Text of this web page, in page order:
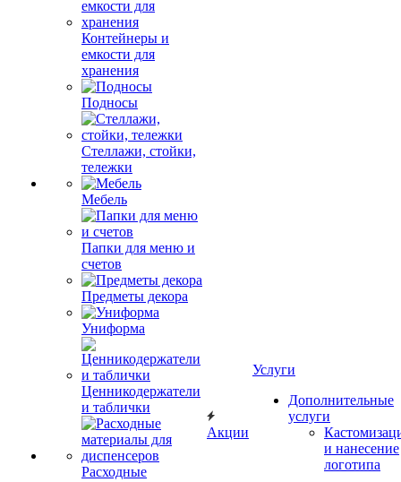
Контейнеры и
емкости для
хранения
Подносы
Стеллажи, стойки,
тележки
Мебель
Папки для меню и
счетов
Предметы декора
Униформа
Ценникодержатели
и таблички
Расходные
Акции
Услуги
Дополнительные
услуги
и нанесение
логотипа